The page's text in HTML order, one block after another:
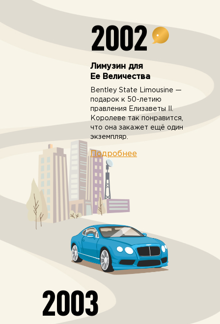
2002
Лимузин для
Ее Величества
Bentley State Limousine —
подарок к 50-летию
правления Елизаветы II.
Королеве так понравится,
что она закажет ещё один
экземпляр.
Подробнее
2003